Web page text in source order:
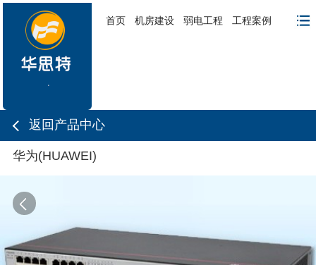
首页 机房建设 弱电工程 工程案例
返回产品中心
华为(HUAWEI)